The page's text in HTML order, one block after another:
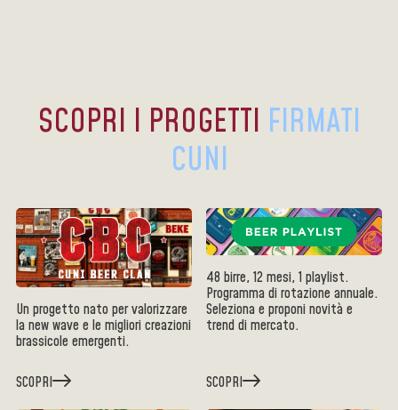
SCOPRI I PROGETTI FIRMATI
CUNI
Un progetto nato per valorizzare
la new wave e le migliori creazioni
brassicole emergenti.
SCOPRI
48 birre, 12 mesi, 1 playlist.
Programma di rotazione annuale.
Seleziona e proponi novità e
trend di mercato.
SCOPRI